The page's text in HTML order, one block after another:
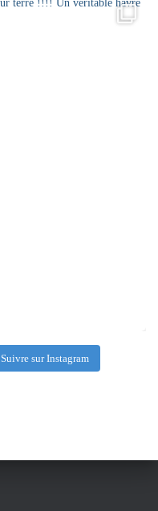
Suivre sur Instagram